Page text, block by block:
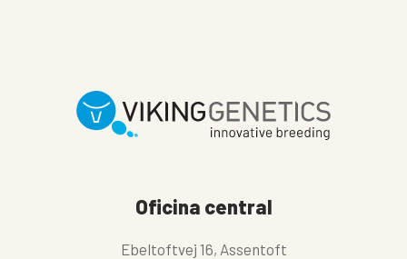
Oficina central
Ebeltoftvej 16, Assentoft